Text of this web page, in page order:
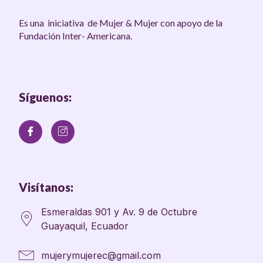
Es una iniciativa de Mujer & Mujer con apoyo de la
Fundación Inter- Americana.
Síguenos:
Visítanos:
Esmeraldas 901 y Av. 9 de Octubre
Guayaquil, Ecuador
mujerymujerec@gmail.com